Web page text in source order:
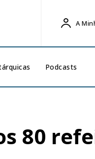
A
Podcasts
80